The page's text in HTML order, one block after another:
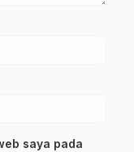
saya pada